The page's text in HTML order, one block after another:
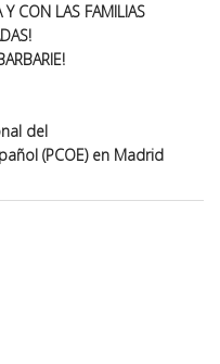
YCON LAS FAMILIAS
del
(PCOE)en Madrid